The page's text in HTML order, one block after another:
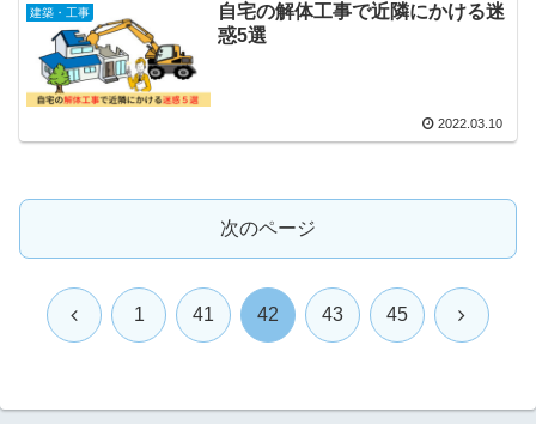
建築・工事
自宅の解体工事で近隣にかける迷
惑5選
2022.03.10
次のページ
前 1 41 42 43 45 次